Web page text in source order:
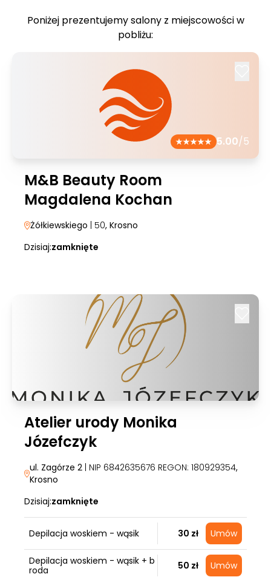
Poniżej prezentujemy salony z miejscowości w
pobliżu:
5.00/5
M&B Beauty Room
Magdalena Kochan
Żółkiewskiego | 50, Krosno
Dzisiaj:zamknięte
Atelier urody Monika
Józefczyk
ul. Zagórze 2 | NIP 6842635676 REGON: 180929354,
Krosno
Dzisiaj:zamknięte
Depilacja woskiem - wąsik 30 zł Umów
Depilacja woskiem - wąsik + b
roda
50 zł Umów